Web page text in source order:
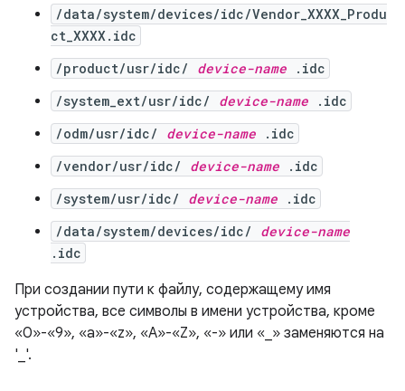
/data/system/devices/idc/Vendor_XXXX_Produ
ct_XXXX.idc
/product/usr/idc/ device-name .idc
/system_ext/usr/idc/ device-name .idc
/odm/usr/idc/ device-name .idc
/vendor/usr/idc/ device-name .idc
/system/usr/idc/ device-name .idc
/data/system/devices/idc/ device-name
.idc
При создании пути к файлу, содержащему имя
устройства, все символы в имени устройства, кроме
«0»-«9», «a»-«z», «A»-«Z», «-» или «_» заменяются на
'_'.